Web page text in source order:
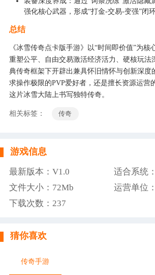
强化核心武器，形成“打金-交易-变强”闭环
总结
《冰雪传奇点卡版手游》以“时间即价值”为核
重塑公平、自由交易激活经济活力、硬核玩法
典传奇框架下开辟出兼具怀旧情怀与创新深度
求操作极限的PVP爱好者，还是擅长资源运营
这片冰雪大陆上书写独特传奇。
相关标签： 传奇
游戏信息
最新版本：V1.0
适合系统
文件大小：72Mb
运营单位
下载次数： 237
猜你喜欢
传奇手游